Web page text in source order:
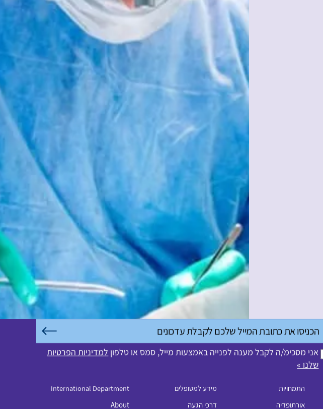
טלפון
אני מסכימ/ה לקבל מענה לפנייה באמצעות מייל, סמס או טלפון למדיניות הפרטיות
שלנו »
התמחויות
אורתופדיה
מידע למטופלים
דרכי הגעה
International Department
About